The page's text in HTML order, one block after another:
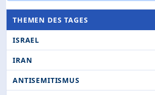
THEMEN DES TAGES
ISRAEL
IRAN
ANTISEMITISMUS